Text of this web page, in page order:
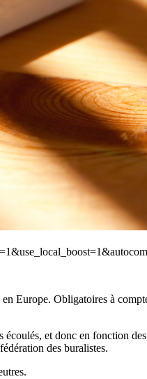
Europe. Obligatoires à
et donc en fonction
des buralistes.